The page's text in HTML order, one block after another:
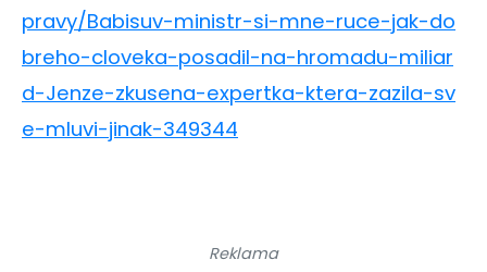
pravy/Babisuv-ministr-si-mne-ruce-jak-do
breho-cloveka-posadil-na-hromadu-miliar
d-Jenze-zkusena-expertka-ktera-zazila-sv
e-mluvi-jinak-349344
Reklama